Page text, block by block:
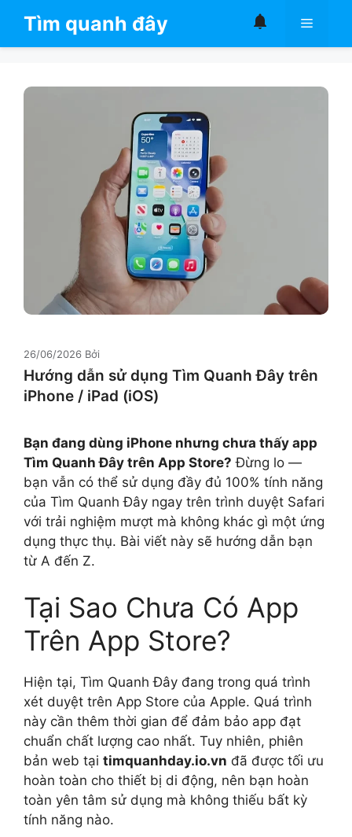
nội
Tìm quanh đây Menu
Hướng dẫn sử dụng Tìm Quanh Đây trên
iPhone / iPad (iOS)
26/06/2026 Bởi
Bạn đang dùng iPhone nhưng chưa thấy app
Tìm Quanh Đây trên App Store? Đừng lo —
bạn vẫn có thể sử dụng đầy đủ 100% tính năng
của Tìm Quanh Đây ngay trên trình duyệt Safari
với trải nghiệm mượt mà không khác gì một ứng
dụng thực thụ. Bài viết này sẽ hướng dẫn bạn
từ A đến Z.
Tại Sao Chưa Có App
Trên App Store?
Hiện tại, Tìm Quanh Đây đang trong quá trình
xét duyệt trên App Store của Apple. Quá trình
này cần thêm thời gian để đảm bảo app đạt
chuẩn chất lượng cao nhất. Tuy nhiên, phiên
bản web tại timquanhday.io.vn đã được tối ưu
hoàn toàn cho thiết bị di động, nên bạn hoàn
toàn yên tâm sử dụng mà không thiếu bất kỳ
tính năng nào.